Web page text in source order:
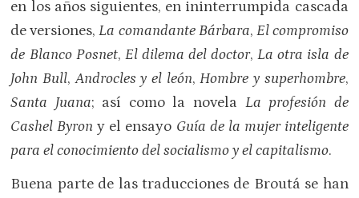
en los años siguientes, en ininterrumpida cascada
de versiones,La comandante Bárbara, El compromiso
de Blanco Posnet, El dilema del doctor,La otra isla de
John Bull,Androcles y el león,Hombre y superhombre,
Santa Juana; así como la novela La profesión de
Cashel Byron y el ensayo Guía de la mujer inteligente
para el conocimiento del socialismo y el capitalismo.
Buena parte de las traducciones de Broutá se han